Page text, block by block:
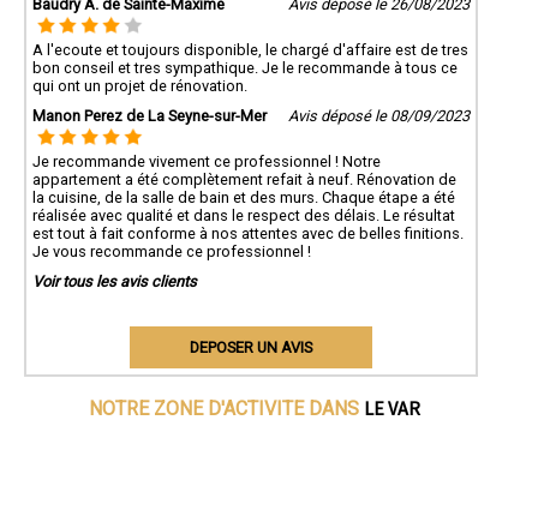
Baudry A. de Sainte-Maxime Avis déposé le 26/08/2023
A l'ecoute et toujours disponible, le chargé d'affaire est de tres
bon conseil et tres sympathique. Je le recommande à tous ce
qui ont un projet de rénovation.
Manon Perez de La Seyne-sur-Mer
Avis déposé le 08/09/2023
Je recommande vivement ce professionnel ! Notre
appartement a été complètement refait à neuf. Rénovation de
la cuisine, de la salle de bain et des murs. Chaque étape a été
réalisée avec qualité et dans le respect des délais. Le résultat
est tout à fait conforme à nos attentes avec de belles finitions.
Je vous recommande ce professionnel !
Voir tous les avis clients
DEPOSER UN AVIS
NOTRE ZONE D'ACTIVITE DANS LE VAR